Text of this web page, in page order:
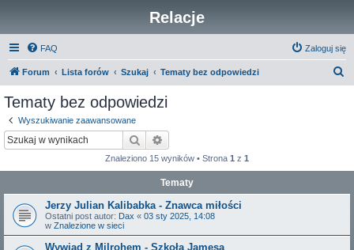
Relacje
FAQ Zaloguj się
Forum Lista forów Szukaj Tematy bez odpowiedzi
Tematy bez odpowiedzi
Wyszukiwanie zaawansowane
Szukaj
Znaleziono 15 wyników • Strona 1 z 1
Tematy
Jerzy Julian Kalibabka - Znawca miłości
Ostatni post autor: Dax « 03 sty 2025, 14:08
w Znalezione w sieci
Wywiad z Milrohem - Szkoła Jamesa